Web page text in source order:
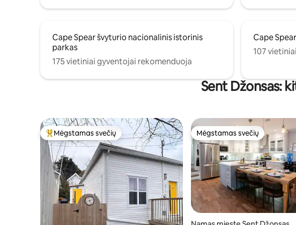
Cape Spear švyturio nacionalinis istorinis
parkas
175 vietiniai gyventojai rekomenduoja
Cape Spear
107
Sent Džonsas:
Svečių mėgstamiausias
Mėgstamas svečių Mėgstamas svečių
Mėgstamas svečių